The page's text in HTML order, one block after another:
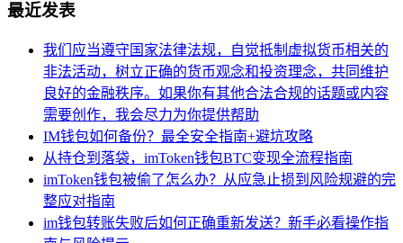
最近发表
我们应当遵守国家法律法规，自觉抵制虚拟货币相关的
非法活动，树立正确的货币观念和投资理念，共同维护
良好的金融秩序。如果你有其他合法合规的话题或内容
需要创作，我会尽力为你提供帮助
IM钱包如何备份？最全安全指南+避坑攻略
从持仓到落袋，imToken钱包BTC变现全流程指南
imToken钱包被偷了怎么办？从应急止损到风险规避的完
整应对指南
im钱包转账失败后如何正确重新发送？新手必看操作指